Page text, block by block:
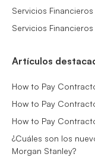
Servicios
Servicios
Artículos
How to Pay
How to Pay
How to Pay
¿Cuáles son los
Morgan Stanley?